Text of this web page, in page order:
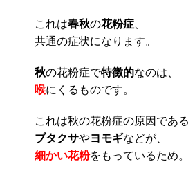
これは春秋の花粉症
共通の症状になります。
秋の花粉症で特徴的なのは、
喉にくるものです。
これは秋の花粉症の原因である
ブタクサやヨモギなどが、
細かい花粉をもっているため。